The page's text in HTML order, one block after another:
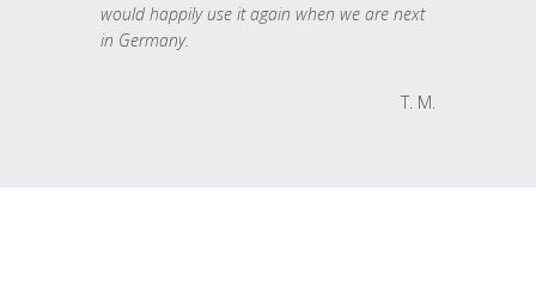
would happily use it again when we are next
in Germany.
T. M.